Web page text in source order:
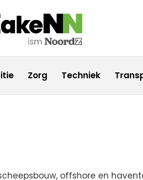
Zorg Techniek
offshore en